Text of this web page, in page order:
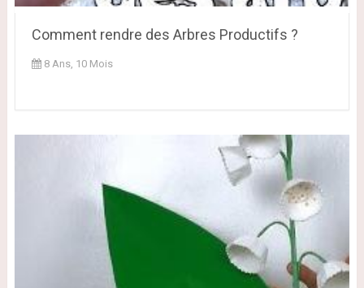
Comment rendre des Arbres Productifs ?
8 Ans, 10 Mois